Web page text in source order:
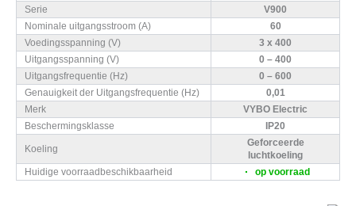
Serie
V900
Nominale uitgangsstroom (A)
60
Voedingsspanning (V)
3 x 400
Uitgangsspanning (V)
0 – 400
Uitgangsfrequentie (Hz)
0 – 600
Genauigkeit der Uitgangsfrequentie (Hz)
0,01
Merk
VYBO Electric
Beschermingsklasse
IP20
Koeling
Geforceerde
luchtkoeling
Huidige voorraadbeschikbaarheid
op voorraad